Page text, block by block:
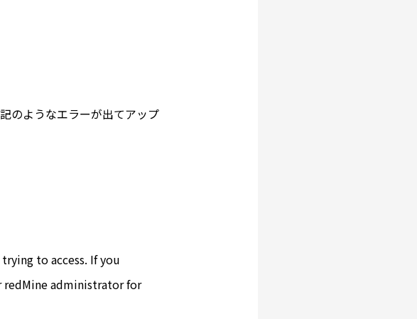
のようなエラーが出てアップ
to access. If you
administrator for